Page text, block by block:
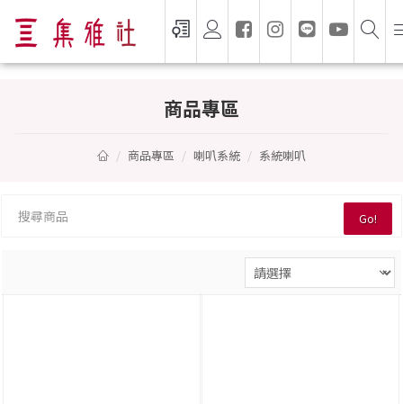
系統喇叭 — 集雅社推薦選購
商品專區
商品專區 喇叭系統 系統喇叭
Go!